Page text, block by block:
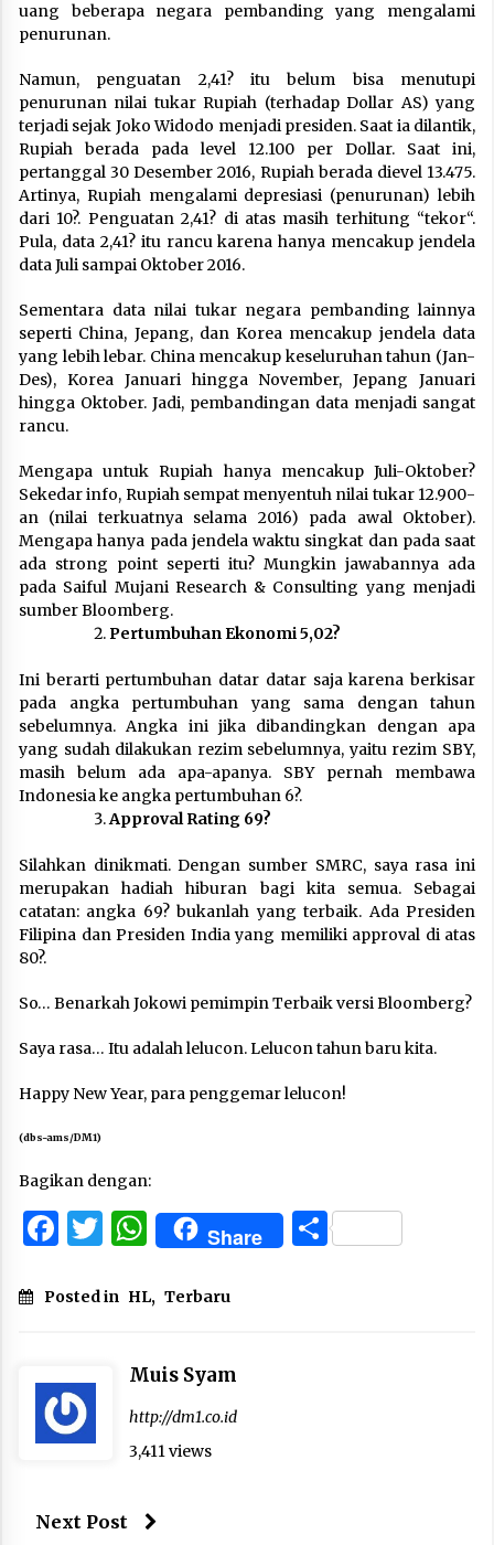
uang beberapa negara pembanding yang mengalami
penurunan.
Namun, penguatan 2,41? itu belum bisa menutupi
penurunan nilai tukar Rupiah (terhadap Dollar AS) yang
terjadi sejak Joko Widodo menjadi presiden. Saat ia dilantik,
Rupiah berada pada level 12.100 per Dollar. Saat ini,
pertanggal 30 Desember 2016, Rupiah berada dievel 13.475.
Artinya, Rupiah mengalami depresiasi (penurunan) lebih
dari 10?. Penguatan 2,41? di atas masih terhitung “tekor“.
Pula, data 2,41? itu rancu karena hanya mencakup jendela
data Juli sampai Oktober 2016.
Sementara data nilai tukar negara pembanding lainnya
seperti China, Jepang, dan Korea mencakup jendela data
yang lebih lebar. China mencakup keseluruhan tahun (Jan-
Des), Korea Januari hingga November, Jepang Januari
hingga Oktober. Jadi, pembandingan data menjadi sangat
rancu.
Mengapa untuk Rupiah hanya mencakup Juli-Oktober?
Sekedar info, Rupiah sempat menyentuh nilai tukar 12.900-
an (nilai terkuatnya selama 2016) pada awal Oktober).
Mengapa hanya pada jendela waktu singkat dan pada saat
ada strong point seperti itu? Mungkin jawabannya ada
pada Saiful Mujani Research & Consulting yang menjadi
sumber Bloomberg.
Pertumbuhan Ekonomi 5,02?
Ini berarti pertumbuhan datar datar saja karena berkisar
pada angka pertumbuhan yang sama dengan tahun
sebelumnya. Angka ini jika dibandingkan dengan apa
yang sudah dilakukan rezim sebelumnya, yaitu rezim SBY,
masih belum ada apa-apanya. SBY pernah membawa
Indonesia ke angka pertumbuhan 6?.
Approval Rating 69?
Silahkan dinikmati. Dengan sumber SMRC, saya rasa ini
merupakan hadiah hiburan bagi kita semua. Sebagai
catatan: angka 69? bukanlah yang terbaik. Ada Presiden
Filipina dan Presiden India yang memiliki approval di atas
80?.
So… Benarkah Jokowi pemimpin Terbaik versi Bloomberg?
Saya rasa… Itu adalah lelucon. Lelucon tahun baru kita.
Happy New Year, para penggemar lelucon!
(dbs-ams/DM1)
Bagikan dengan:
Facebook
Twitter
WhatsApp
Share Share
Posted in HL, Terbaru
Muis Syam
http://dm1.co.id
3,411 views
Next Post